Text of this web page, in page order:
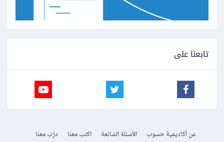
تابعنا على
عن أكاديمية حسوب الأسئلة الشائعة اكتب معنا
درّب معنا